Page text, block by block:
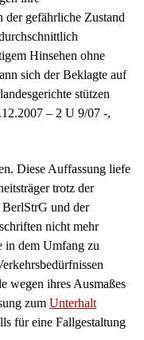
Diese Auffassung liefe
trotz der
und der
nicht mehr
in dem Umfang zu
wegen ihres Ausmaßes
für eine Fallgestaltung
„regelmäßigen
dass die Straße bzw.
muss. Das ist mit
kann deshalb von dem
werden.